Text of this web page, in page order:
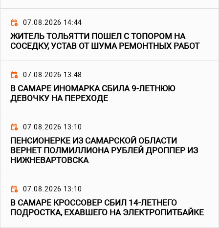
07.08.2026 14:44
ЖИТЕЛЬ ТОЛЬЯТТИ ПОШЕЛ С ТОПОРОМ НА
СОСЕДКУ, УСТАВ ОТ ШУМА РЕМОНТНЫХ РАБОТ
07.08.2026 13:48
В САМАРЕ ИНОМАРКА СБИЛА 9-ЛЕТНЮЮ
ДЕВОЧКУ НА ПЕРЕХОДЕ
07.08.2026 13:10
ПЕНСИОНЕРКЕ ИЗ САМАРСКОЙ ОБЛАСТИ
ВЕРНЕТ ПОЛМИЛЛИОНА РУБЛЕЙ ДРОППЕР ИЗ
НИЖНЕВАРТОВСКА
07.08.2026 13:10
В САМАРЕ КРОССОВЕР СБИЛ 14-ЛЕТНЕГО
ПОДРОСТКА, ЕХАВШЕГО НА ЭЛЕКТРОПИТБАЙКЕ